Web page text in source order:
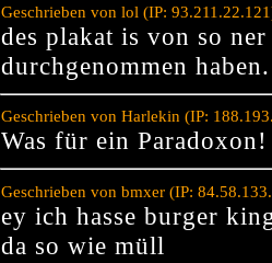
Geschrieben von lol (IP:
des plakat is von so
durchgenommen
Geschrieben von Harlekin (IP:
Was für ein Paradoxon!
Geschrieben von bmxer (IP:
ey ich hasse burger
da so wie müll